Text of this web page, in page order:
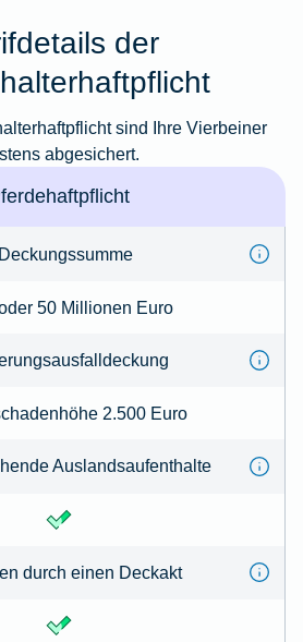
der
sind Ihre Vierbeiner
abgesichert.
Deckungssumme
50 Millionen Euro
2.500 Euro
Auslandsaufenthalte
durch einen Deckakt